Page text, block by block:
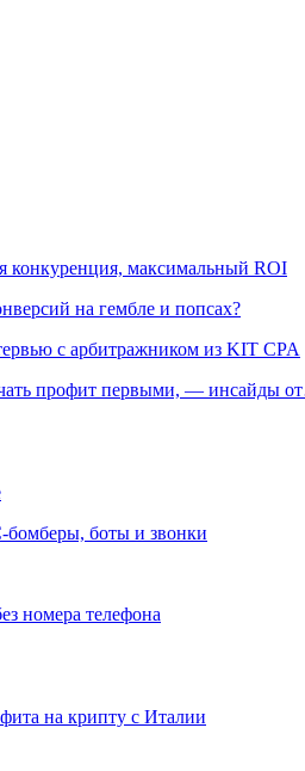
конкуренция, максимальный ROI
на гембле и попсах?
с арбитражником из KIT CPA
профит первыми, — инсайды
бомберы, боты и звонки
номера телефона
на крипту с Италии